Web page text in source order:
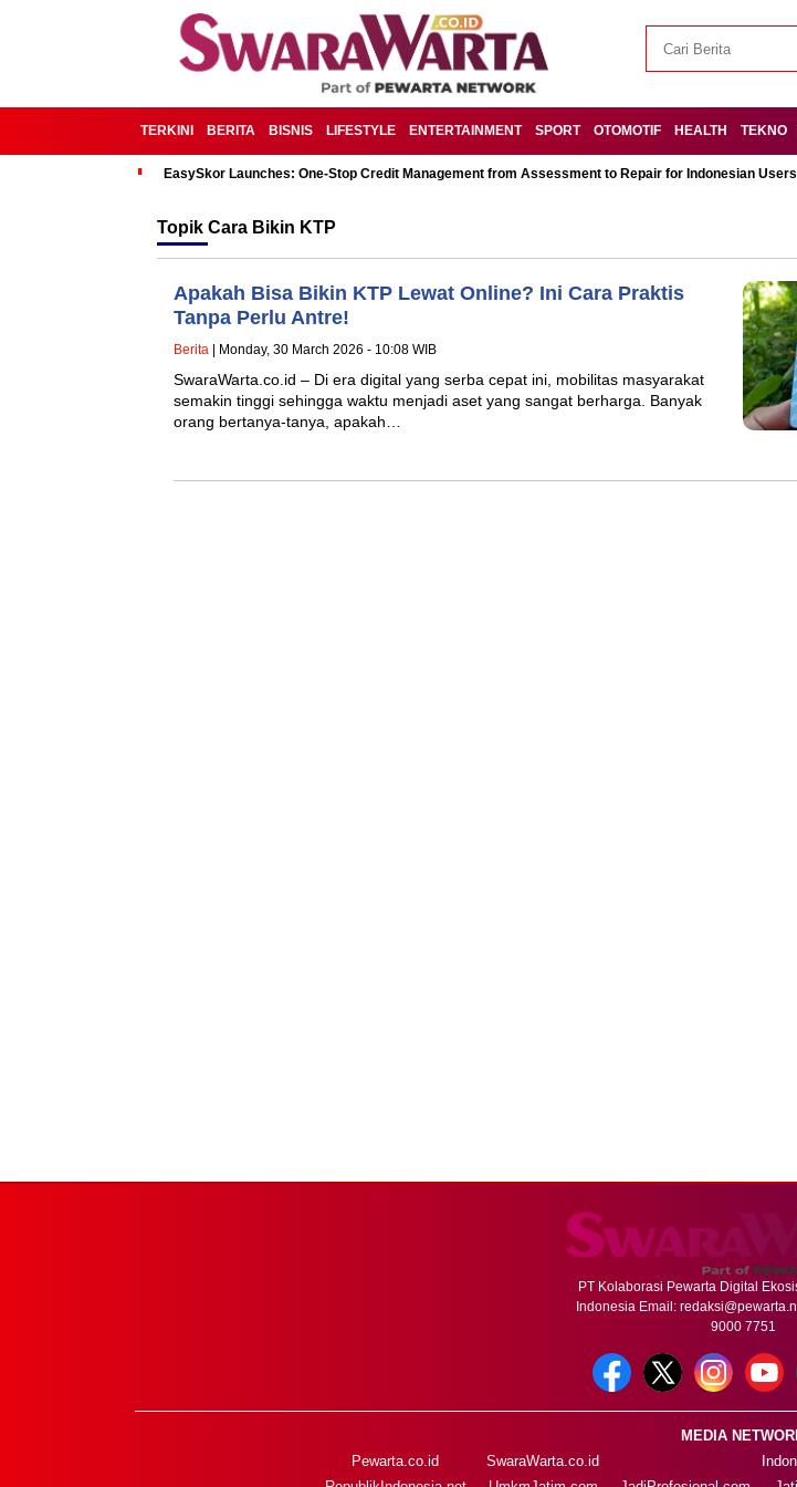
TERKINI BERITA BISNIS LIFESTYLE ENTERTAINMENT SPORT OTOMOTIF HEALTH TEKNO
EasySkor Launches: One-Stop Credit Management from Assessment to Repair for Indonesian Users
Topik Cara Bikin KTP
Apakah Bisa Bikin KTP Lewat Online? Ini Cara Praktis
Tanpa Perlu Antre!
Berita | Monday, 30 March 2026 - 10:08 WIB
SwaraWarta.co.id – Di era digital yang serba cepat ini, mobilitas masyarakat
semakin tinggi sehingga waktu menjadi aset yang sangat berharga. Banyak
orang bertanya-tanya, apakah…
PT Kolaborasi Pewarta Digital
Indonesia Email:
9000 7751
MEDIA
Pewarta.co.id
SwaraWarta.co.id